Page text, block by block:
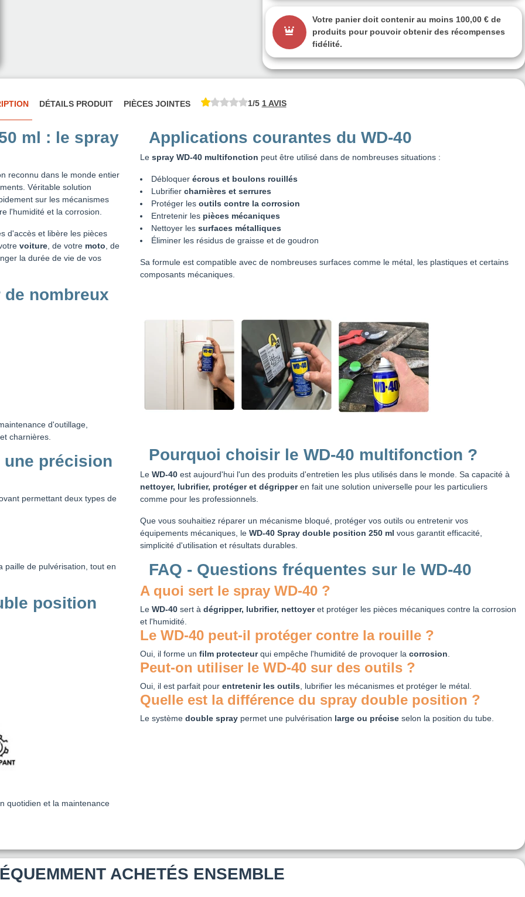
Votre panier doit contenir au moins 100,00 € de
produits pour pouvoir obtenir des récompenses
fidélité.
DÉTAILS PRODUIT PIÈCES JOINTES 1/5 1 AVIS
ml : le spray
reconnu dans le monde entier
Véritable solution
sur les mécanismes
l'humidité et la corrosion.
d'accès et libère les pièces
voiture, de votre moto, de
la durée de vie de vos
nombreux
d'outillage,
charnières.
précision
permettant deux types de
paille de pulvérisation, tout en
position
quotidien et la maintenance
Applications courantes du WD-40
Le spray WD-40 multifonction peut être utilisé dans de nombreuses situations :
Débloquer écrous et boulons rouillés
Lubrifier charnières et serrures
Protéger les outils contre la corrosion
Entretenir les pièces mécaniques
Nettoyer les surfaces métalliques
Éliminer les résidus de graisse et de goudron
Sa formule est compatible avec de nombreuses surfaces comme le métal, les plastiques et certains
composants mécaniques.
Pourquoi choisir le WD-40 multifonction ?
Le WD-40 est aujourd'hui l'un des produits d'entretien les plus utilisés dans le monde. Sa capacité à
nettoyer, lubrifier, protéger et dégripperen fait une solution universelle pour les particuliers
comme pour les professionnels.
Que vous souhaitiez réparer un mécanisme bloqué, protéger vos outils ou entretenir vos
équipements mécaniques, le WD-40 Spray double position 250 ml vous garantit efficacité,
simplicité d'utilisation et résultats durables.
FAQ - Questions fréquentes sur le WD-40
A quoi sert le spray WD-40 ?
Le WD-40 sert à dégripper, lubrifier, nettoyeret protéger les pièces mécaniques contre la corrosion
et l'humidité.
Le WD-40 peut-il protéger contre la rouille ?
Oui, il forme un film protecteurqui empêche l'humidité de provoquer la corrosion.
Peut-on utiliser le WD-40 sur des outils ?
Oui, il est parfait pour entretenir les outils, lubrifier les mécanismes et protéger le métal.
Quelle est la différence du spray double position ?
Le système double spray permet une pulvérisation large ou précise selon la position du tube.
ACHETÉS ENSEMBLE